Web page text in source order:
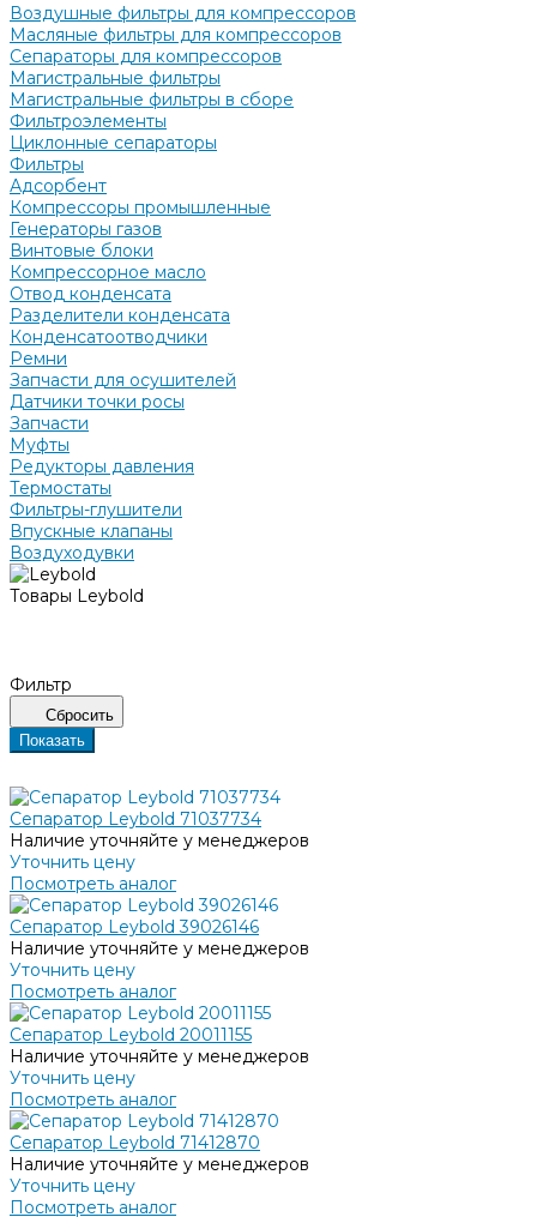
Воздушные фильтры для компрессоров
Масляные фильтры для компрессоров
Сепараторы для компрессоров
Магистральные фильтры
Магистральные фильтры в сборе
Фильтроэлементы
Циклонные сепараторы
Фильтры
Адсорбент
Компрессоры промышленные
Генераторы газов
Винтовые блоки
Компрессорное масло
Отвод конденсата
Разделители конденсата
Конденсатоотводчики
Ремни
Запчасти для осушителей
Датчики точки росы
Запчасти
Муфты
Редукторы давления
Термостаты
Фильтры-глушители
Впускные клапаны
Воздуходувки
Товары Leybold
Фильтр
Сбросить
Показать
Сепаратор Leybold 71037734
Наличие уточняйте у менеджеров
Уточнить цену
Посмотреть аналог
Сепаратор Leybold 39026146
Наличие уточняйте у менеджеров
Уточнить цену
Посмотреть аналог
Сепаратор Leybold 20011155
Наличие уточняйте у менеджеров
Уточнить цену
Посмотреть аналог
Сепаратор Leybold 71412870
Наличие уточняйте у менеджеров
Уточнить цену
Посмотреть аналог